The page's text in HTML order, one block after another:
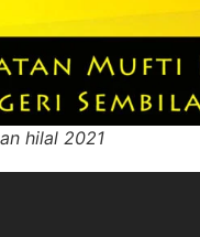
hilal 2021